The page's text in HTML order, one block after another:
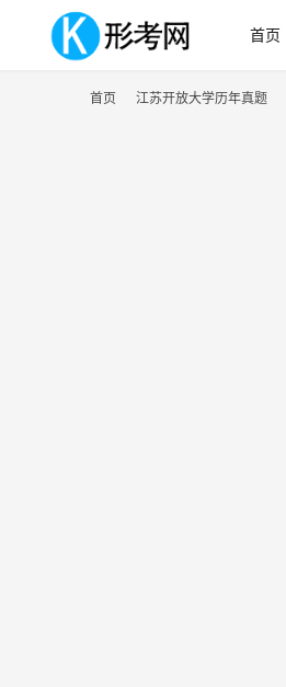
首页
首页 江苏开放大学历年真题